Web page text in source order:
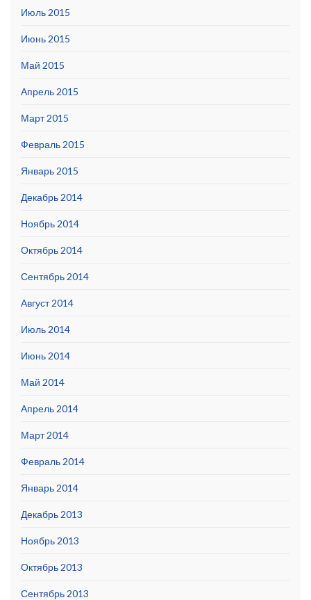
Июль 2015
Июнь 2015
Май 2015
Апрель 2015
Март 2015
Февраль 2015
Январь 2015
Декабрь 2014
Ноябрь 2014
Октябрь 2014
Сентябрь 2014
Август 2014
Июль 2014
Июнь 2014
Май 2014
Апрель 2014
Март 2014
Февраль 2014
Январь 2014
Декабрь 2013
Ноябрь 2013
Октябрь 2013
Сентябрь 2013